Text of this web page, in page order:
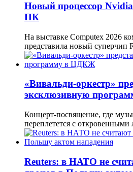
Новый процессор
ПК
На выставке Computex 2026
представила новый
«Вивальди-оркестр»
эксклюзивную
Концерт-посвящение, где
переплетется с
Reuters: в НАТО не